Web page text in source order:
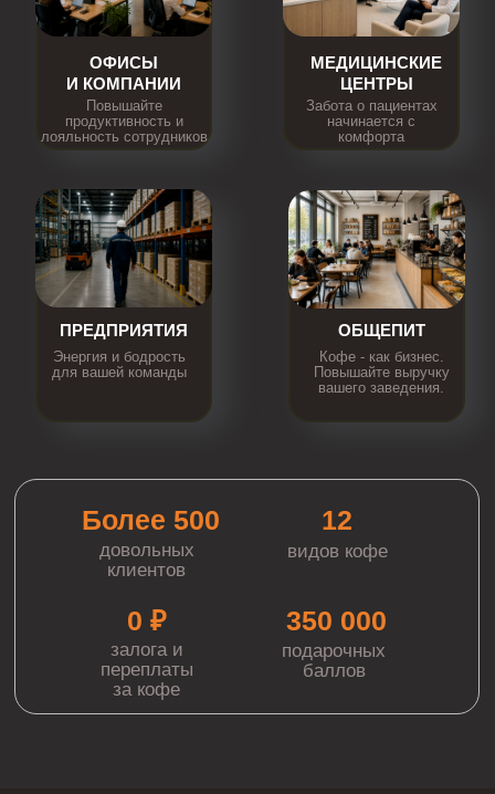
ОФИСЫ
И КОМПАНИИ
ПРЕДПРИЯТИЯ ОБЩЕПИТ
МЕДИЦИНСКИЕ
ЦЕНТРЫ
Повышайте
продуктивность и
лояльность сотрудников
Забота о пациентах
начинается с
комфорта
Кофе - как бизнес.
Повышайте выручку
вашего заведения.
350 000
12
0 ₽
Более 500
довольных
клиентов
видов кофе
подарочных
баллов
залога и
переплаты
за кофе
Энергия и бодрость
для вашей команды